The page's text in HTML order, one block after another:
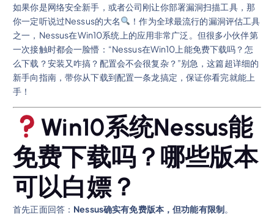
如果你是网络安全新手，或者公司刚让你部署漏洞扫描工具，那
你一定听说过Nessus的大名
！作为全球最流行的漏洞评估工具
之一，Nessus在Win10系统上的应用非常广泛。但很多小伙伴第
一次接触时都会一脸懵：“Nessus在Win10上能免费下载吗？怎
么下载？安装又咋搞？配置会不会很复杂？”别急，这篇超详细的
新手向指南，带你从下载到配置一条龙搞定，保证你看完就能上
手！
Win10系统Nessus能
免费下载吗？哪些版本
可以白嫖？
首先正面回答： Nessus确实有免费版本，但功能有限制。